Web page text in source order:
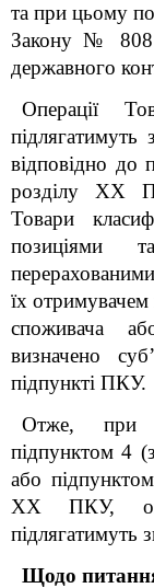
та при цьому
Закону № 808
державного
Операції
відповідно до
розділу XX
Товари
позиціями
їх отримувачем
споживача
визначено
підпункті ПКУ.
Отже, при
підпунктом 4
або
XX ПКУ,
підлягатимуть
Щодо